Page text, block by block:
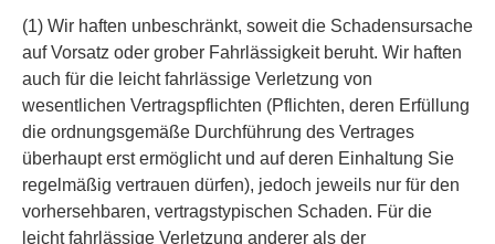
(1) Wir haften unbeschränkt, soweit die Schadensursache
auf Vorsatz oder grober Fahrlässigkeit beruht. Wir haften
auch für die leicht fahrlässige Verletzung von
wesentlichen Vertragspflichten (Pflichten, deren Erfüllung
die ordnungsgemäße Durchführung des Vertrages
überhaupt erst ermöglicht und auf deren Einhaltung Sie
regelmäßig vertrauen dürfen), jedoch jeweils nur für den
vorhersehbaren, vertragstypischen Schaden. Für die
leicht fahrlässige Verletzung anderer als der